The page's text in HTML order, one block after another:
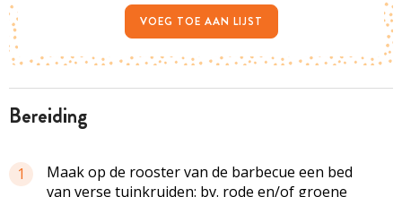
bereiding
1
Maak op de rooster van de barbecue een bed
van verse tuinkruiden: bv. rode en/of groene
VOEG TOE AAN LIJST